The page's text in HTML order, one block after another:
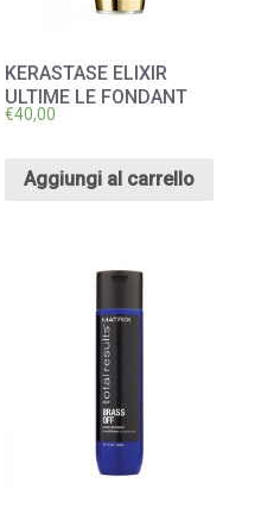
KERASTASE ELIXIR
ULTIME LE FONDANT
€40,00
Aggiungi al carrello